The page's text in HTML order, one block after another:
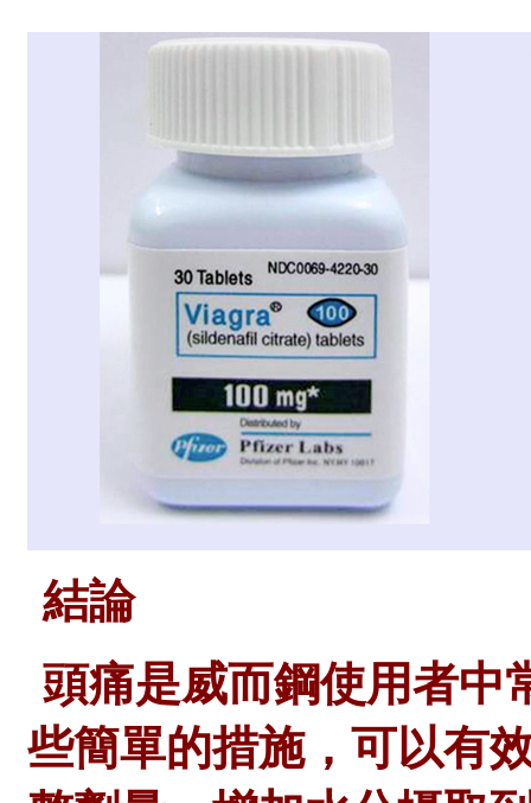
結論
頭痛是威而鋼使用者中
些簡單的措施，可以有